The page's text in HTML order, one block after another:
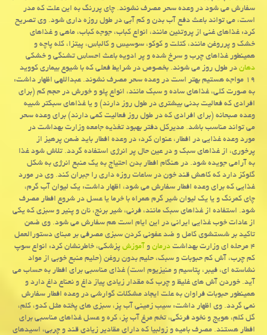
سفارش می شود در وعده سحر مصرف نشوند. چای پررنگ به این علت که مدر
است، می تواند باعث دفع آب بدن و کم آبی در طول روزه داری شود. وی تصریح
کرد: غذاهای غنی از پروتئین مانند، انواع کباب، جوجه کباب، ماهی و غذاهای
خشک و پرروغن مانند، کتلت و کوکو، سوسیس و کالباس، پیتزا، کله پاچه و
همینطور غذاهای چرب و سرخ شده و پر ادویه باعث احساس تشنگی و خشکی
دهاندر طول روز می شوند. بخصوص در شرایط فعلی که با شیوع بیماری کووید
۱۹ مواجه هستیم بهتر است در وعده سحر مصرف نشوند. عبداللهی اظهار داشت:
به صورت کلی، غذاهای ساده و سبک مانند، انواع پلو و خورش در حجم کم (برای
افرادی که فعالیت بدنی بیشتری در طول روز دارند) و یا غذاهای سبکتر شبیه
وعده صبحانه (برای افرادی که در طول روز فعالیت کمی دارند) برای وعده سحر
می تواند مناسب باشد. مدیرکل دفتر بهبود تغذیه جامعه وزارت بهداشت در
مورد وعده غذایی در افطار، عنوان کرد: در وعده افطار باید ضمن پرهیز از
پرخوری، از غذاهای سبک و در عین حال پر انرژی استفاده گردد. تلاش شود غذا
به آرامی جویده شود. در هنگام افطار بدن احتیاج به یک منبع انرژی به شکل
گلوکز دارد که کاهش قند خون در ساعات روزه داری را جبران کند. وی در مورد
غذایی که برای وعده افطار سفارش می شود، اظهار داشت: یک لیوان آب گرم،
چای کمرنگ و یا یک لیوان شیر گرم همراه با خرما یا عسل در شروع افطار مصرف
شود. استفاده از غذاهای سبک مانند، فرنی، شیر برنج، نان و پنیر و سبزی که یکی
از عادات خوب غذایی ایرانی در این ایام است هم سفارش می شود. وی ضمن
تاکید بر شستشوی کامل و ضد عفونی کردن سبزی مصرفی بر مبنای دستورالعمل
۴ مرحله ای وزارت بهداشت
درمانوآموزشپزشکی، خاطرنشان کرد: انواع سوپ
کم چرب، آش کم حبوبات و سبک، حلیم بدون روغن (حلیم منبع خوبی از مواد
نشاسته ای، فیبر، پتاسیم و منیزیوم است) غذای مناسبی برای افطار به حساب می
آید. خوردن آش های غلیظ و چرب که مقدار زیادی پیاز داغ و نعناع داغ دارد و
همینطور حبوبات فراوان به علت ایجاد مشکلات گوارشی در وعده افطار سفارش
نمی گردد. وی اظهار داشت: سیب زمینی آب پز، سبزی های پخته مثل کدو، کلم،
گل کلم، هویج و نخود فرنگی، تخم مرغ آب پز، کره و عسل غذاهای مناسبی برای
افطار هستند. مصرف بامیه و زولبیا که دارای مقادیر زیادی قند و چربی، اسیدهای